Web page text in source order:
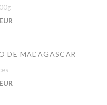
DE MADAGASCAR